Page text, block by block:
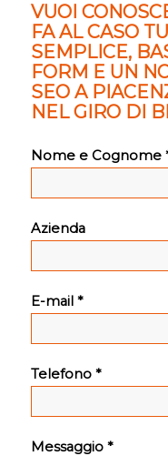
VUOI
FA AL CASO
SEMPLICE,
FORM E UN
SEO A
NEL GIRO DI
Nome e Cognome
Azienda
E-mail *
Telefono *
Messaggio *